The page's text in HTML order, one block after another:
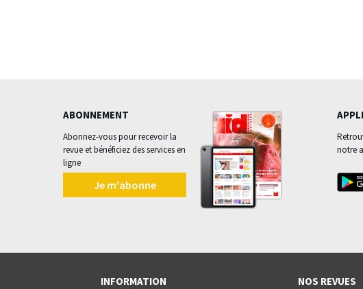
ABONNEMENT
Abonnez-vous pour recevoir la
revue et bénéficiez des services en
ligne
Je m'abonne
notre
INFORMATION NOS REVUES